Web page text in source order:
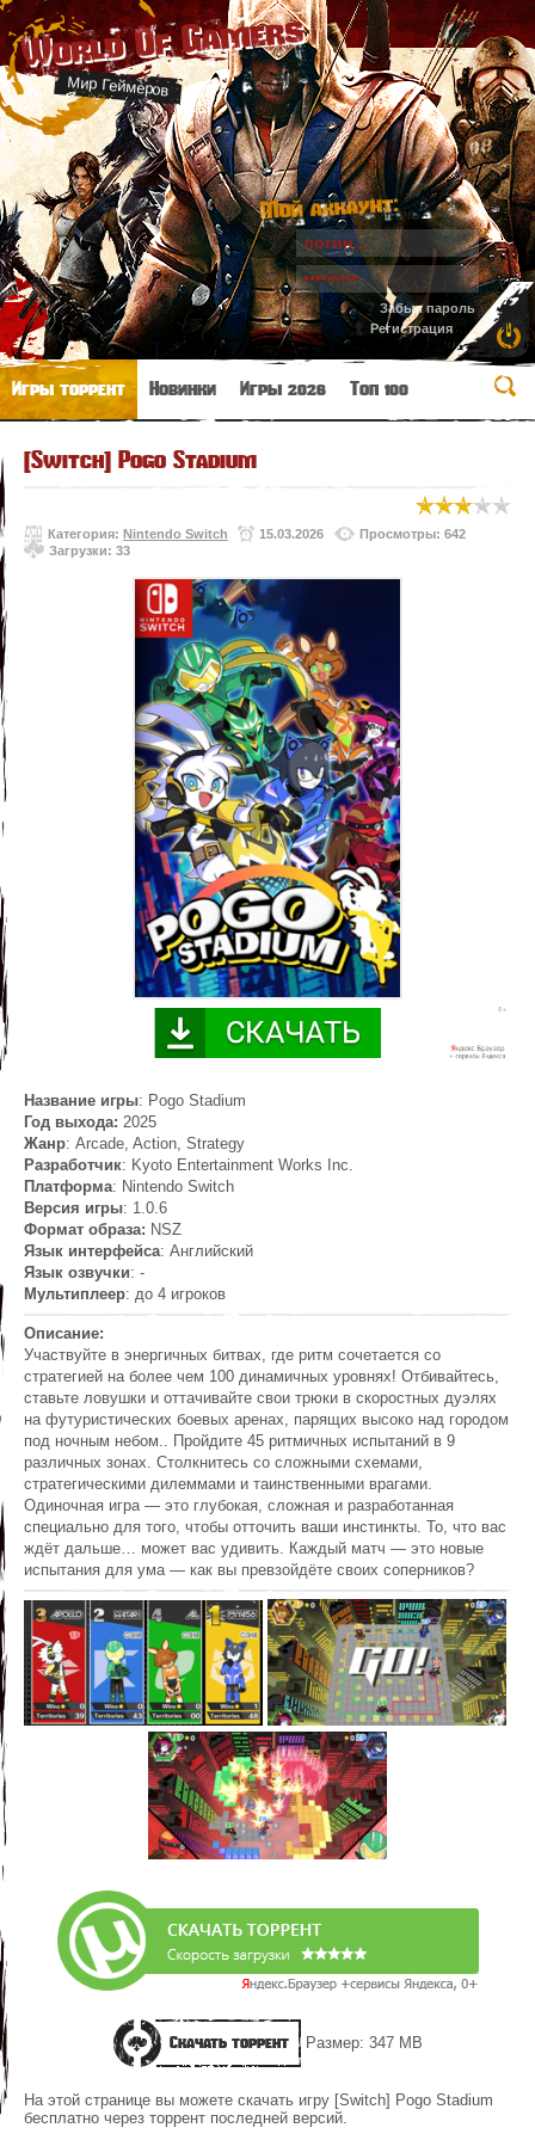
World Of Gamers
Мир Геймеров
Мой аккаунт:
Забыл пароль
Регистрация
Игры торрент Новинки Игры 2026 Топ 100
[Switch] Pogo Stadium
Категория: Nintendo Switch 15.03.2026
Просмотры: 642
Загрузки: 33
Название игры: Pogo Stadium
Год выхода: 2025
Жанр: Arcade, Action, Strategy
Разработчик: Kyoto Entertainment Works Inc.
Платформа: Nintendo Switch
Версия игры: 1.0.6
Формат образа: NSZ
Язык интерфейса: Английский
Язык озвучки: -
Мультиплеер: до 4 игроков
Описание:
Участвуйте в энергичных битвах, где ритм сочетается со
стратегией на более чем 100 динамичных уровнях! Отбивайтесь,
ставьте ловушки и оттачивайте свои трюки в скоростных дуэлях
на футуристических боевых аренах, парящих высоко над городом
под ночным небом.. Пройдите 45 ритмичных испытаний в 9
различных зонах. Столкнитесь со сложными схемами,
стратегическими дилеммами и таинственными врагами.
Одиночная игра — это глубокая, сложная и разработанная
специально для того, чтобы отточить ваши инстинкты. То, что вас
ждёт дальше… может вас удивить. Каждый матч — это новые
испытания для ума — как вы превзойдёте своих соперников?
Скачать торрент Размер: 347 MB
На этой странице вы можете скачать игру [Switch] Pogo Stadium
бесплатно через торрент последней версий.